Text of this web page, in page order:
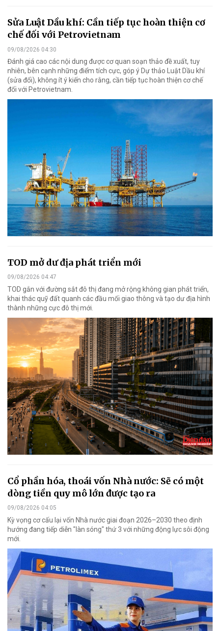
Sửa Luật Dầu khí: Cần tiếp tục hoàn thiện cơ
chế đối với Petrovietnam
09/08/2026 04:30
Đánh giá cao các nội dung được cơ quan soạn thảo đề xuất, tuy
nhiên, bên cạnh những điểm tích cực, góp ý Dự thảo Luật Dầu khí
(sửa đổi), không ít ý kiến cho rằng, cần tiếp tục hoàn thiện cơ chế
đối với Petrovietnam.
TOD mở dư địa phát triển mới
09/08/2026 04:47
TOD gắn với đường sắt đô thị đang mở rộng không gian phát triển,
khai thác quỹ đất quanh các đầu mối giao thông và tạo dư địa hình
thành những cực đô thị mới.
Cổ phần hóa, thoái vốn Nhà nước: Sẽ có một
dòng tiền quy mô lớn được tạo ra
09/08/2026 04:05
Kỳ vọng cơ cấu lại vốn Nhà nước giai đoạn 2026–2030 theo định
hướng đang tiếp diễn "làn sóng" thứ 3 với những động lực sôi động
mới.